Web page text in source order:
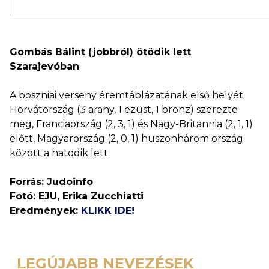
Gombás Bálint (jobbról) ötödik lett
Szarajevóban
A boszniai verseny éremtáblázatának első helyét
Horvátország (3 arany, 1 ezüst, 1 bronz) szerezte
meg, Franciaország (2, 3, 1) és Nagy-Britannia (2, 1, 1)
előtt, Magyarország (2, 0, 1) huszonhárom ország
között a hatodik lett.
Forrás: Judoinfo
Fotó: EJU, Erika Zucchiatti
Eredmények: KLIKK IDE!
LEGÚJABB NEVEZÉSEK